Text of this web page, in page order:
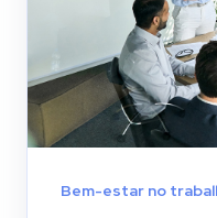
Bem-estar no